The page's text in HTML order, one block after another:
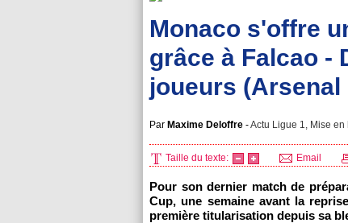
Monaco s'offre
grâce à Falcao -
joueurs (Arsenal
Par Maxime Deloffre -Actu Ligue 1, Mise en
Taille du texte: Email
Pour son dernier match de
Cup, une semaine avant la
première titularisation depuis sa